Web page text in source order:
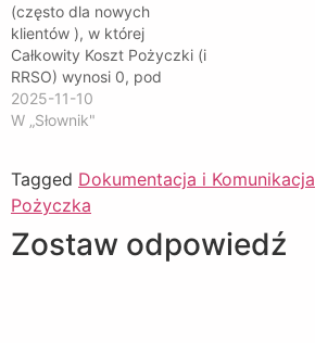
(często dla nowych
klientów ), w której
Całkowity Koszt Pożyczki (i
RRSO) wynosi 0, pod
warunkiem terminowej
spłaty kapitału.
2025-11-10
W „Słownik"
Tagged Dokumentacja i Komunikacja
Pożyczka
Zostaw odpowiedź